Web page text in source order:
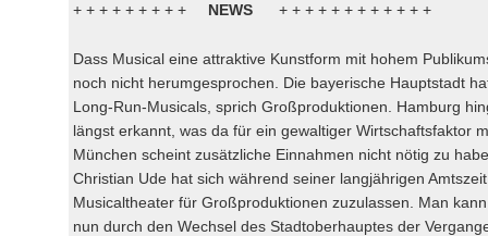
wechseln
+ + + + + + + + + NEWS + + + + + + + + + + + +
Dass Musical eine attraktive Kunstform mit hohem
noch nicht herumgesprochen. Die bayerische Hauptstadt
Long-Run-Musicals, sprich Großproduktionen. Hamburg
längst erkannt, was da für ein gewaltiger Wirtschaftsfaktor
München scheint zusätzliche Einnahmen nicht nötig zu
Christian Ude hat sich während seiner langjährigen
Musicaltheater für Großproduktionen zuzulassen. Man
nun durch den Wechsel des Stadtoberhauptes der